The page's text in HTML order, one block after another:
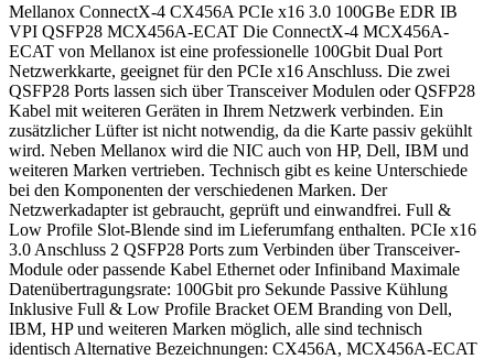
Mellanox ConnectX-4 CX456A PCIe x16 3.0 100GBe EDR IB
VPI QSFP28 MCX456A-ECAT Die ConnectX-4 MCX456A-
ECAT von Mellanox ist eine professionelle 100Gbit Dual Port
Netzwerkkarte, geeignet für den PCIe x16 Anschluss. Die zwei
QSFP28 Ports lassen sich über Transceiver Modulen oder QSFP28
Kabel mit weiteren Geräten in Ihrem Netzwerk verbinden. Ein
zusätzlicher Lüfter ist nicht notwendig, da die Karte passiv gekühlt
wird. Neben Mellanox wird die NIC auch von HP, Dell, IBM und
weiteren Marken vertrieben. Technisch gibt es keine Unterschiede
bei den Komponenten der verschiedenen Marken. Der
Netzwerkadapter ist gebraucht, geprüft und einwandfrei. Full &
Low Profile Slot-Blende sind im Lieferumfang enthalten. PCIe x16
3.0 Anschluss 2 QSFP28 Ports zum Verbinden über Transceiver-
Module oder passende Kabel Ethernet oder Infiniband Maximale
Datenübertragungsrate: 100Gbit pro Sekunde Passive Kühlung
Inklusive Full & Low Profile Bracket OEM Branding von Dell,
IBM, HP und weiteren Marken möglich, alle sind technisch
identisch Alternative Bezeichnungen: CX456A, MCX456A-ECAT